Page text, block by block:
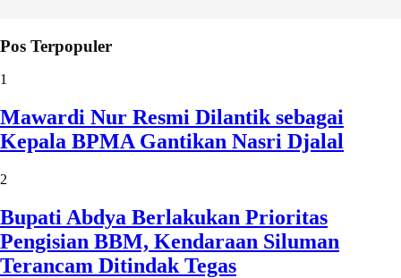
Pos Terpopuler
1
Mawardi Nur Resmi Dilantik sebagai
Kepala BPMA Gantikan Nasri Djalal
2
Bupati Abdya Berlakukan Prioritas
Pengisian BBM, Kendaraan Siluman
Terancam Ditindak Tegas